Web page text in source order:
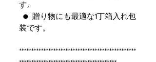
す。
● 贈り物にも最適な1丁箱入れ包
装です。
************************************************